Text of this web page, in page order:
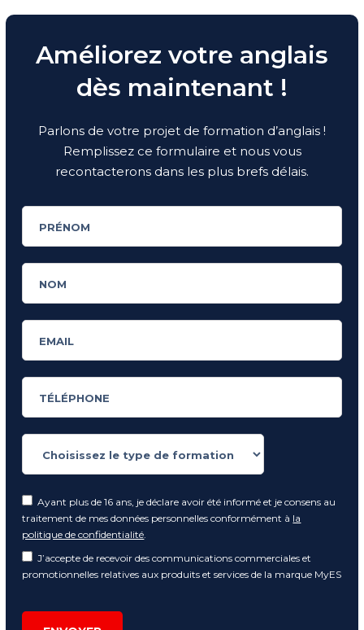
Améliorez votre anglais
dès maintenant !
Parlons de votre projet de formation d’anglais !
Remplissez ce formulaire et nous vous
recontacterons dans les plus brefs délais.
Ayant plus de 16 ans, je déclare avoir été informé et je consens au
traitement de mes données personnelles conformément à la
politique de confidentialité.
J’accepte de recevoir des communications commerciales et
promotionnelles relatives aux produits et services de la marque MyES